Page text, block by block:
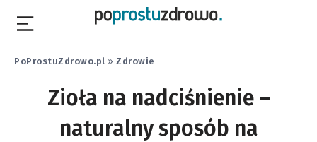
PoProstuZdrowo.pl » Zdrowie
Zioła na nadciśnienie –
naturalny sposób na